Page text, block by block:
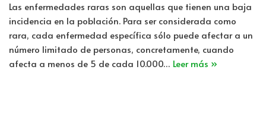
Las enfermedades raras son aquellas que tienen una baja
incidencia en la población. Para ser considerada como
rara, cada enfermedad específica sólo puede afectar a un
número limitado de personas, concretamente, cuando
afecta a menos de 5 de cada 10.000… Leer más »